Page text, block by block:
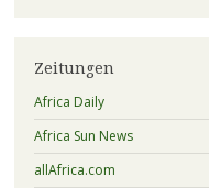
Zeitungen
Africa Daily
Africa Sun News
allAfrica.com